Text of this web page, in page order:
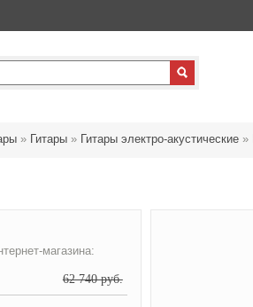
» Гитары » Гитары электро-акустические »
магазина:
62 740 руб.